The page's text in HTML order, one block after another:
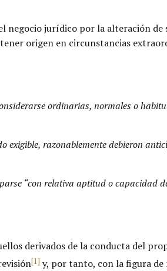
jurídico por la alteración de
origen en circunstancias
ordinarias, normales o
exigible, razonablemente debieron
“con relativa aptitud o capacidad
derivados de la conducta del
[1] y, por tanto, con la figura